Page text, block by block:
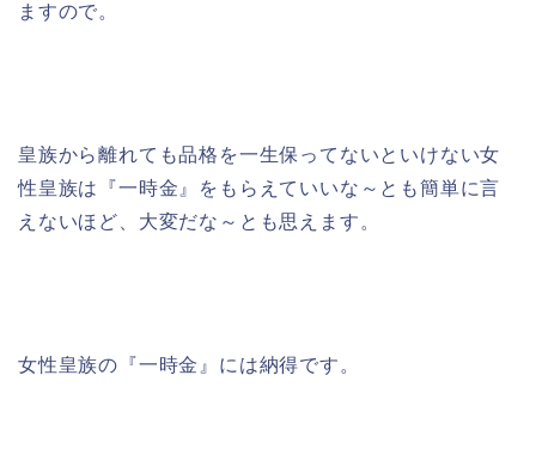
ますので。
皇族から離れても品格を一生保ってないといけない女
性皇族は『一時金』をもらえていいな～とも簡単に言
えないほど、大変だな～とも思えます。
女性皇族の『一時金』には納得です。